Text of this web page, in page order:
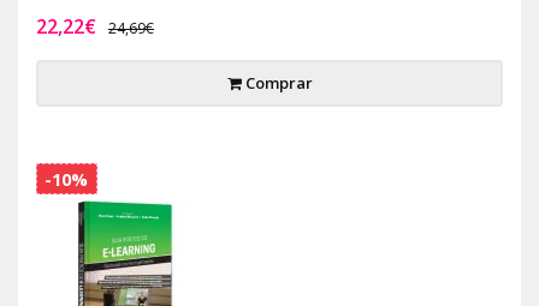
22,22€ 24,69€
Comprar
-10%